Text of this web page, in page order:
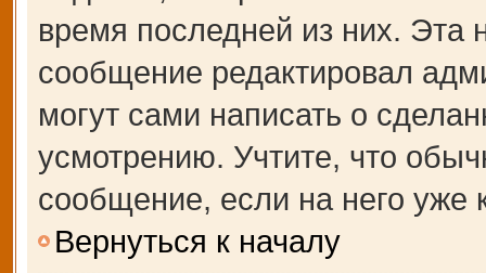
время последней из них. Эта
сообщение редактировал
могут сами написать о
усмотрению. Учтите, что
сообщение, если на него уже
Вернуться к началу